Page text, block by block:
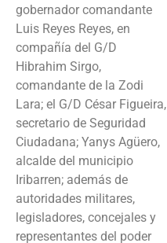
gobernador comandante
Luis Reyes Reyes, en
compañía del G/D
Hibrahim Sirgo,
comandante de la Zodi
Lara; el G/D César Figueira,
secretario de Seguridad
Ciudadana; Yanys Agüero,
alcalde del municipio
Iribarren; además de
autoridades militares,
legisladores, concejales y
representantes del poder